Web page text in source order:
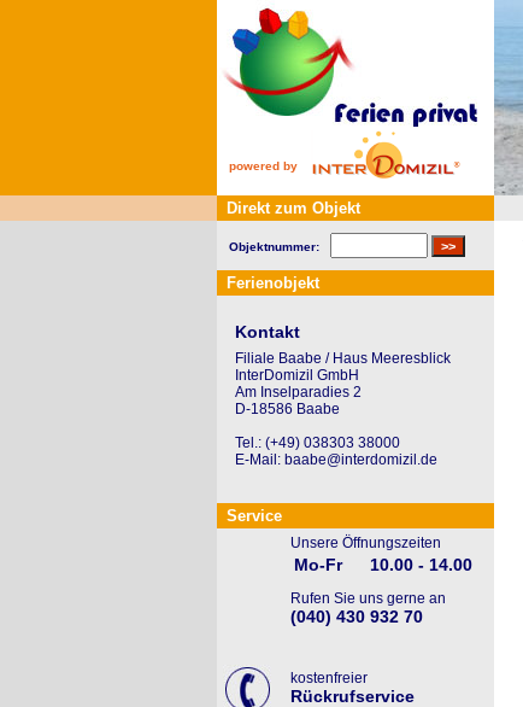
powered by
Direkt zum Objekt
Objektnummer:
Ferienobjekt
Kontakt
Filiale Baabe / Haus Meeresblick
InterDomizil GmbH
Am Inselparadies 2
D-18586 Baabe
Tel.: (+49) 038303 38000
E-Mail: baabe@interdomizil.de
Service
Unsere Öffnungszeiten
Mo-Fr 10.00 - 14.00
Rufen Sie uns gerne an
(040) 430 932 70
kostenfreier
Rückrufservice